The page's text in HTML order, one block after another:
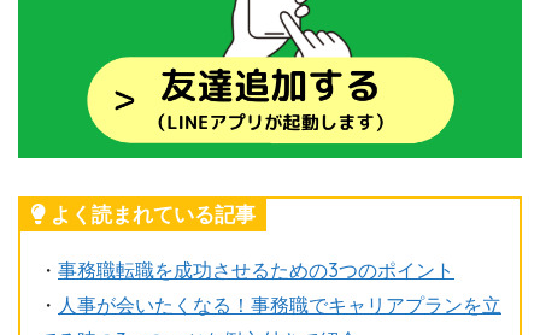
よく読まれている記事
・ 事務職転職を成功させるための3つのポイント
・ 人事が会いたくなる！事務職でキャリアプランを立